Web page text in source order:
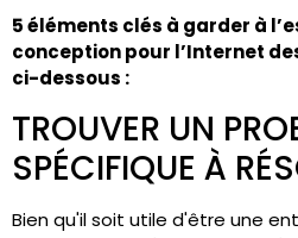
5 éléments clés à garder à
conception pour l’Internet
ci-dessous :
TROUVER UN
SPÉCIFIQUE À
Bien qu'il soit utile d'être une